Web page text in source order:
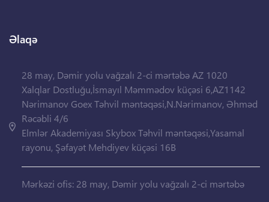
Əlaqə
28 may, Dəmir yolu vağzalı 2-ci mərtəbə AZ 1020
Xalqlar Dostluğu,İsmayıl Məmmədov küçəsi 6,AZ1142
Nərimanov Goex Təhvil məntəqəsi,N.Nərimanov, Əhməd
Rəcəbli 4/6
Elmlər Akademiyası Skybox Təhvil məntəqəsi,Yasamal
rayonu, Şəfayət Mehdiyev küçəsi 16B
Mərkəzi ofis: 28 may, Dəmir yolu vağzalı 2-ci mərtəbə